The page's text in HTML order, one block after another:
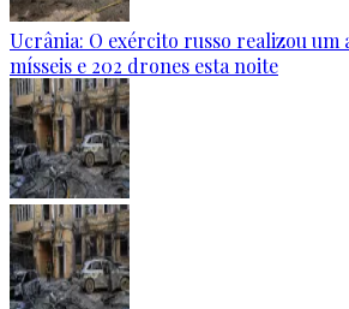
Ucrânia: O exército russo realizou um
mísseis e 202 drones esta noite